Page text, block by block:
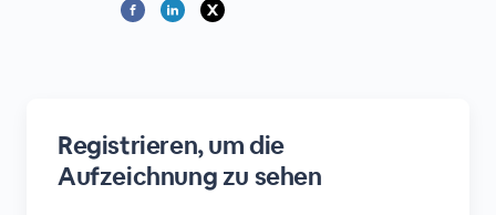
Registrieren, um die
Aufzeichnung zu sehen